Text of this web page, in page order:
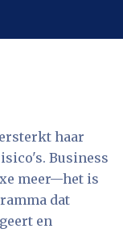
haar
Business
meer—het is
dat
en